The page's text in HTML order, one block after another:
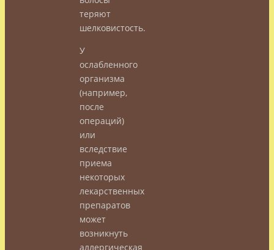
теряют
шелковистость.
У
ослабленного
организма
(например,
после
операций)
или
вследствие
приема
некоторых
лекарственных
препаратов
может
возникнуть
аллергическая